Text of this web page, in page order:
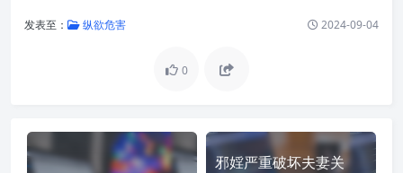
发表至： 纵欲危害 2024-09-04
0
邪婬严重破坏夫妻关